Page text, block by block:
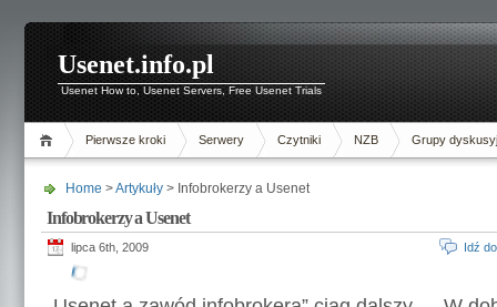
Usenet.info.pl
Usenet How to, Usenet Servers, Free Usenet Trials
Pierwsze kroki Serwery Czytniki NZB Grupy
Home >Artykuły > Infobrokerzy a Usenet
Infobrokerzy a Usenet
lipca 6th, 2009 Idź